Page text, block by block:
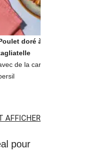
doré à la moutarde
de la carotte, du thym &
AFFICHER
pour